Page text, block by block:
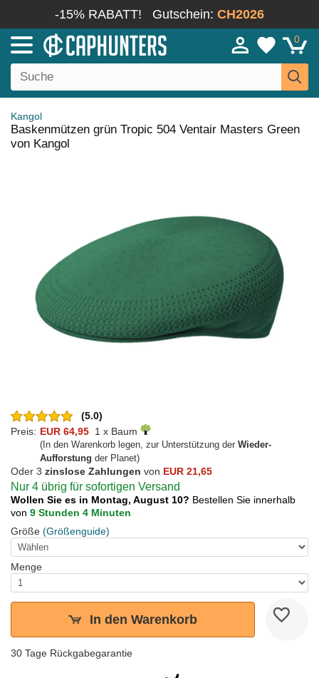
-15% RABATT! Gutschein: CH2026
0
Kangol
Baskenmützen grün Tropic 504 Ventair Masters Green
von Kangol
(5.0)
Preis: EUR 64,95 1 x Baum
(In den Warenkorb legen, zur Unterstützung der Wieder-
Aufforstung der Planet)
Oder 3 zinslose Zahlungen von EUR 21,65
Nur 4 übrig für sofortigen Versand
Wollen Sie es in Montag, August 10? Bestellen Sie innerhalb
von 9 Stunden 4 Minuten
Größe (Größenguide)
Menge
In den Warenkorb
30 Tage Rückgabegarantie